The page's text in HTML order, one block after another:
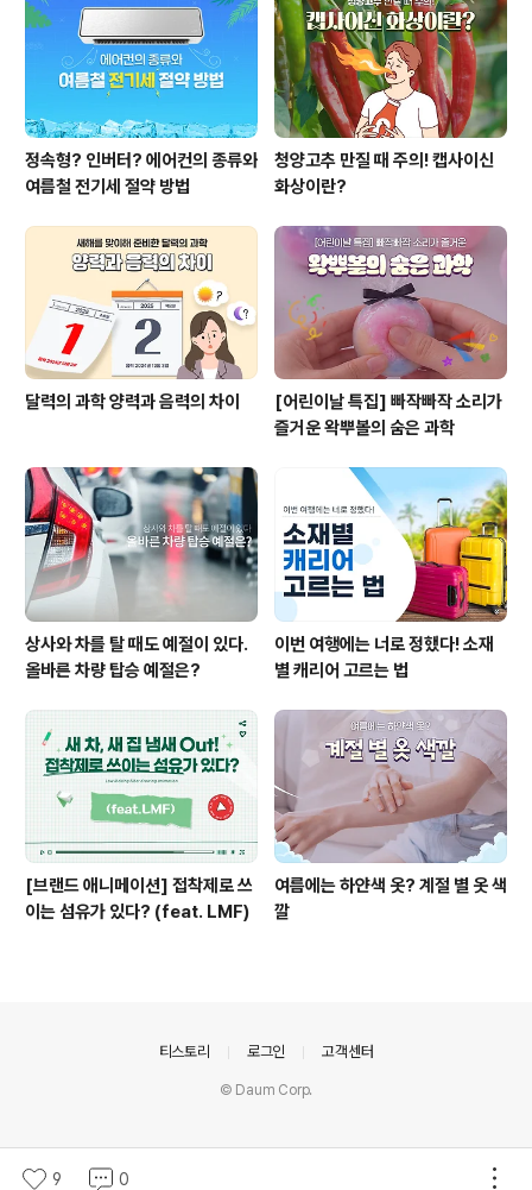
런 상황, 다들 경험해 보셨을텐데요. 이런 사람들의 특징은
무엇일까요? 대체 그들에게는 어떤 비밀이 있길래 다른 사
람을 ‘움직이게’..
정속형? 인버터? 에어컨의 종류와
여름철 전기세 절약 방법
청양고추 만질 때 주의! 캡사이신
화상이란?
달력의 과학 양력과 음력의 차이
[어린이날 특집] 빠작빠작 소리가
즐거운 왁뿌볼의 숨은 과학
상사와 차를 탈 때도 예절이 있다.
올바른 차량 탑승 예절은?
이번 여행에는 너로 정했다! 소재
별 캐리어 고르는 법
[브랜드 애니메이션] 접착제로 쓰
이는 섬유가 있다? (feat. LMF)
여름에는 하얀색 옷? 계절 별 옷 색
깔
9 0
티스토리 로그인 고객센터
© Daum Corp.